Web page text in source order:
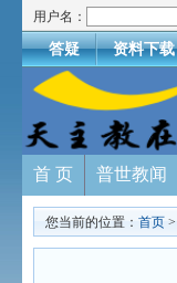
用户名：
答疑 资料下载
首 页 普世教闻
您当前的位置： 首页 >